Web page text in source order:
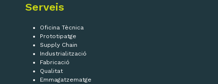
Serveis
Oficina Tècnica
Prototipatge
Supply Chain
Industrialització
Fabricació
Qualitat
Emmagatzematge